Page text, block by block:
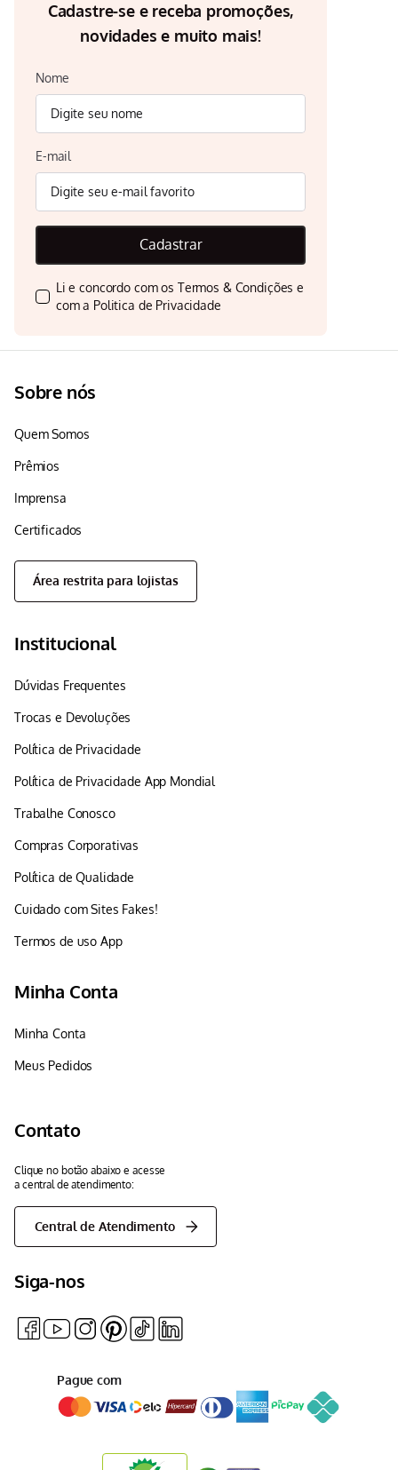
Cadastre-se e receba promoções,
novidades e muito mais!
Nome
E-mail
Cadastrar
Li e concordo com os Termos & Condições e
com a Politica de Privacidade
Sobre nós
Quem Somos
Prêmios
Imprensa
Certificados
Área restrita para lojistas
Institucional
Dúvidas Frequentes
Trocas e Devoluções
Política de Privacidade
Política de Privacidade App Mondial
Trabalhe Conosco
Compras Corporativas
Política de Qualidade
Cuidado com Sites Fakes!
Termos de uso App
Minha Conta
Minha Conta
Meus Pedidos
Contato
Clique no botão abaixo e acesse
a central de atendimento:
Central de Atendimento
Siga-nos
Pague com